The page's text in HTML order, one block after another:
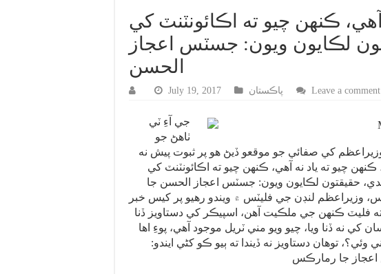
ڪنهن چيو ته اڪائونٽنٽ کي
لڪايون ويون: جسٽس اعجاز
الحسن
July 19, 2017 پاڪستان Leave a comment
جي آءِ ٽي
ٺاهڻ جو
کي صفائي جو موقعو ڏيڻ هو پر ثبوت پيش نه
ڪنهن چيو ته ياد نه آهي، ڪنهن چيو ته اڪائونٽنٽ کي
حقيقتون لڪايون ويون: جسٽس اعجاز الحسن جا
وزيراعظم لنڊن جي فليٽس ۾ ويندو رهيو پر کيس خبر
فليٽ ڪنهن جي ملڪيت آهن، اسپيڪر کي دستاويز ڏنا
کي نه ڏنا ويا، چيو ويو مني ٽريل موجود آهي، پوءِ اها
وئي؟، توهان دستاويز نه ڏيندا ته ٻيو ڪو کڻي ايندو:
جا رمارڪس